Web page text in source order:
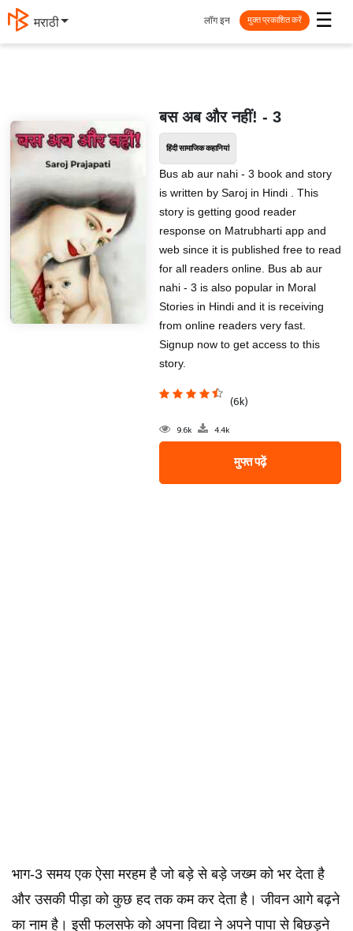
मराठी ☰
लॉग इन मुक्त प्रकाशित करें
बस अब और नहीं! - 3
हिंदी सामाजिक कहानियां
Bus ab aur nahi - 3 book and story
is written by Saroj in Hindi . This
story is getting good reader
response on Matrubharti app and
web since it is published free to read
for all readers online. Bus ab aur
nahi - 3 is also popular in Moral
Stories in Hindi and it is receiving
from online readers very fast.
Signup now to get access to this
story.
(6k)
9.6k 4.4k
मुफ्त पढ़ें
भाग-3 समय एक ऐसा मरहम है जो बड़े से बड़े जख्म को भर देता है
और उसकी पीड़ा को कुछ हद तक कम कर देता है। जीवन आगे बढ़ने
का नाम है। इसी फलसफे को अपना विद्या ने अपने पापा से बिछड़ने